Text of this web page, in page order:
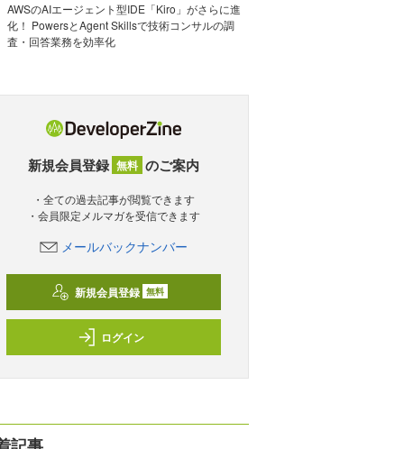
AWSのAIエージェント型IDE「Kiro」がさらに進
化！ PowersとAgent Skillsで技術コンサルの調
査・回答業務を効率化
新規会員登録 無料 のご案内
・全ての過去記事が閲覧できます
・会員限定メルマガを受信できます
メールバックナンバー
新規会員登録 無料
ログイン